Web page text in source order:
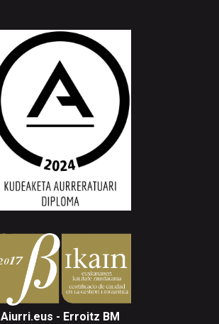
Aiurri.eus - Erroitz BM